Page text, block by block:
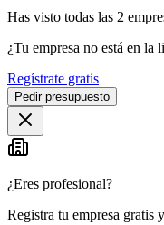
Has visto todas las 2
¿Tu empresa no está en la
Regístrate gratis
Pedir presupuesto
¿Eres profesional?
Registra tu empresa gratis